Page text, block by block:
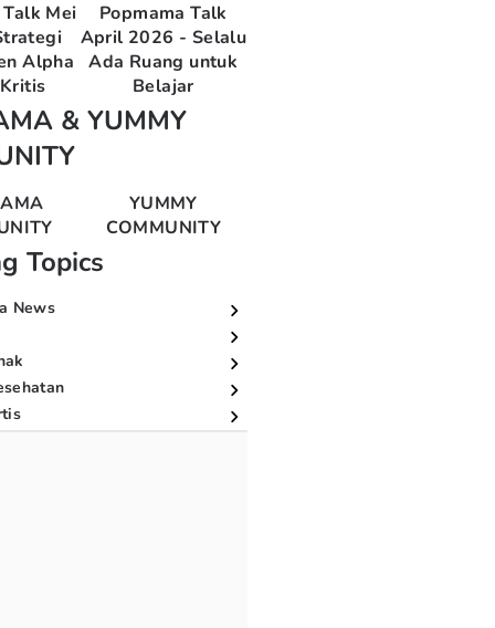
Mei
Alpha
Popmama Talk
April 2026 - Selalu
Ada Ruang untuk
Belajar
& YUMMY
YUMMY
COMMUNITY
Topics
News